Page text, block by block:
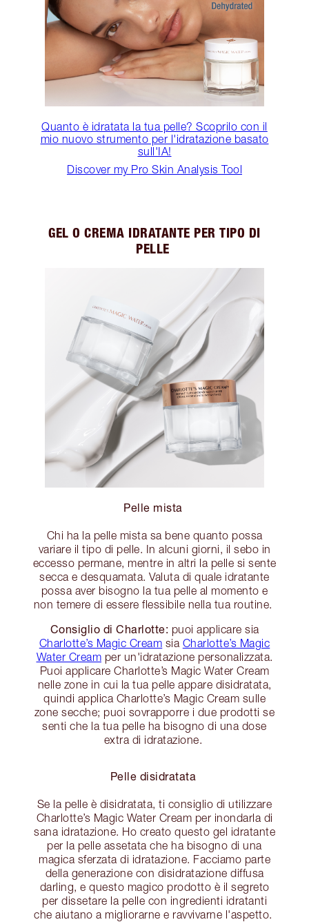
Quanto è idratata la tua pelle? Scoprilo con il
mio nuovo strumento per l'idratazione basato
sull'IA!
Discover my Pro Skin Analysis Tool
GEL O CREMA IDRATANTE PER TIPO DI
PELLE
Pelle mista
Chi ha la pelle mista sa bene quanto possa
variare il tipo di pelle. In alcuni giorni, il sebo in
eccesso permane, mentre in altri la pelle si sente
secca e desquamata. Valuta di quale idratante
possa aver bisogno la tua pelle al momento e
non temere di essere flessibile nella tua routine.
Consiglio di Charlotte: puoi applicare sia
Charlotte’s Magic Cream sia Charlotte’s Magic
Water Cream per un'idratazione personalizzata.
Puoi applicare Charlotte’s Magic Water Cream
nelle zone in cui la tua pelle appare disidratata,
quindi applica Charlotte’s Magic Cream sulle
zone secche; puoi sovrapporre i due prodotti se
senti che la tua pelle ha bisogno di una dose
extra di idratazione.
Pelle disidratata
Se la pelle è disidratata, ti consiglio di utilizzare
Charlotte’s Magic Water Cream per inondarla di
sana idratazione. Ho creato questo gel idratante
per la pelle assetata che ha bisogno di una
magica sferzata di idratazione. Facciamo parte
della generazione con disidratazione diffusa
darling, e questo magico prodotto è il segreto
per dissetare la pelle con ingredienti idratanti
che aiutano a migliorarne e ravvivarne l'aspetto.